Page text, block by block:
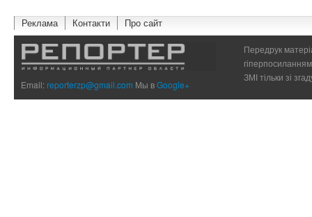
Реклама Контакти Про сайт
Email:reporterzp@gmail.com Мы вGoogle+
Передрук
ЗМІ тільки зі